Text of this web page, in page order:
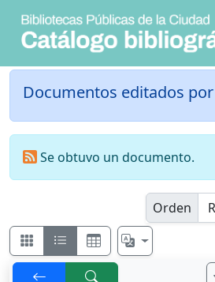
Documentos editados por
Se obtuvo un documento.
Orden